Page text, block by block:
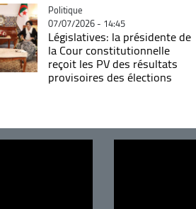
Catégorie
Politique
07/07/2026 - 14:45
Législatives: la présidente de
la Cour constitutionnelle
reçoit les PV des résultats
provisoires des élections